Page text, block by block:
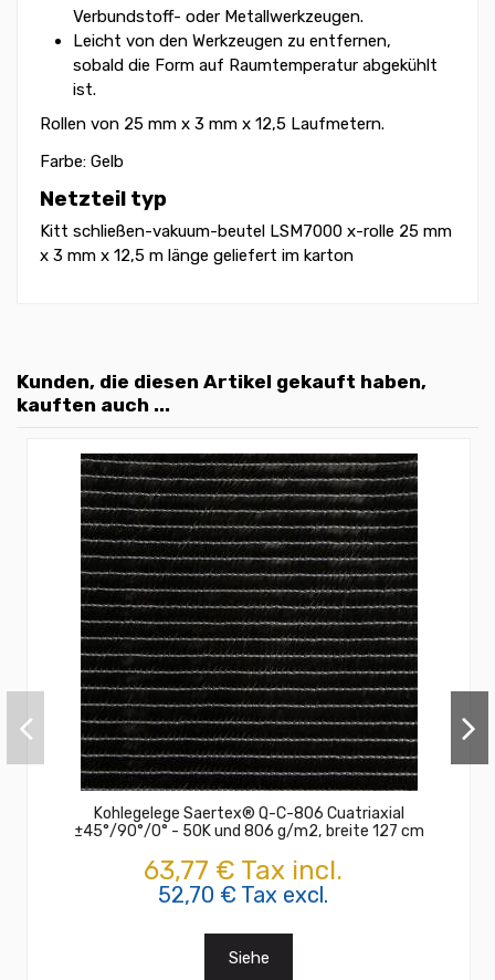
Verbundstoff- oder Metallwerkzeugen.
Leicht von den Werkzeugen zu entfernen,
sobald die Form auf Raumtemperatur abgekühlt
ist.
Rollen von 25 mm x 3 mm x 12,5 Laufmetern.
Farbe: Gelb
Netzteil typ
Kitt schließen-vakuum-beutel LSM7000 x-rolle 25 mm
x 3 mm x 12,5 m länge geliefert im karton
Kunden, die diesen Artikel gekauft haben,
kauften auch ...
Kohlegelege Saertex® Q-C-806 Cuatriaxial
±45°/90°/0° - 50K und 806 g/m2, breite 127 cm
63,77 € Tax incl.
52,70 € Tax excl.
Siehe